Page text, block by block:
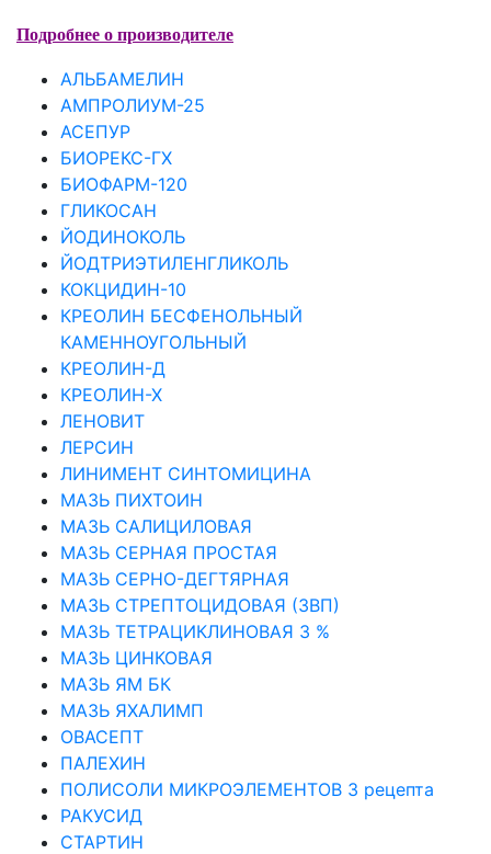
Подробнее о производителе
АЛЬБАМЕЛИН
АМПРОЛИУМ-25
АСЕПУР
БИОРЕКС-ГХ
БИОФАРМ-120
ГЛИКОСАН
ЙОДИНОКОЛЬ
ЙОДТРИЭТИЛЕНГЛИКОЛЬ
КОКЦИДИН-10
КРЕОЛИН БЕСФЕНОЛЬНЫЙ
КАМЕННОУГОЛЬНЫЙ
КРЕОЛИН-Д
КРЕОЛИН-Х
ЛЕНОВИТ
ЛЕРСИН
ЛИНИМЕНТ СИНТОМИЦИНА
МАЗЬ ПИХТОИН
МАЗЬ САЛИЦИЛОВАЯ
МАЗЬ СЕРНАЯ ПРОСТАЯ
МАЗЬ СЕРНО-ДЕГТЯРНАЯ
МАЗЬ СТРЕПТОЦИДОВАЯ (ЗВП)
МАЗЬ ТЕТРАЦИКЛИНОВАЯ 3 %
МАЗЬ ЦИНКОВАЯ
МАЗЬ ЯМ БК
МАЗЬ ЯХАЛИМП
ОВАСЕПТ
ПАЛЕХИН
ПОЛИСОЛИ МИКРОЭЛЕМЕНТОВ 3 рецепта
РАКУСИД
СТАРТИН